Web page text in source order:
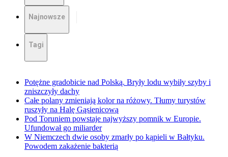
Najnowsze
Tagi
Potężne gradobicie nad Polską. Bryły lodu wybiły szyby i
zniszczyły dachy
Całe polany zmieniają kolor na różowy. Tłumy turystów
ruszyły na Halę Gąsienicową
Pod Toruniem powstaje najwyższy pomnik w Europie.
Ufundował go miliarder
W Niemczech dwie osoby zmarły po kąpieli w Bałtyku.
Powodem zakażenie bakterią